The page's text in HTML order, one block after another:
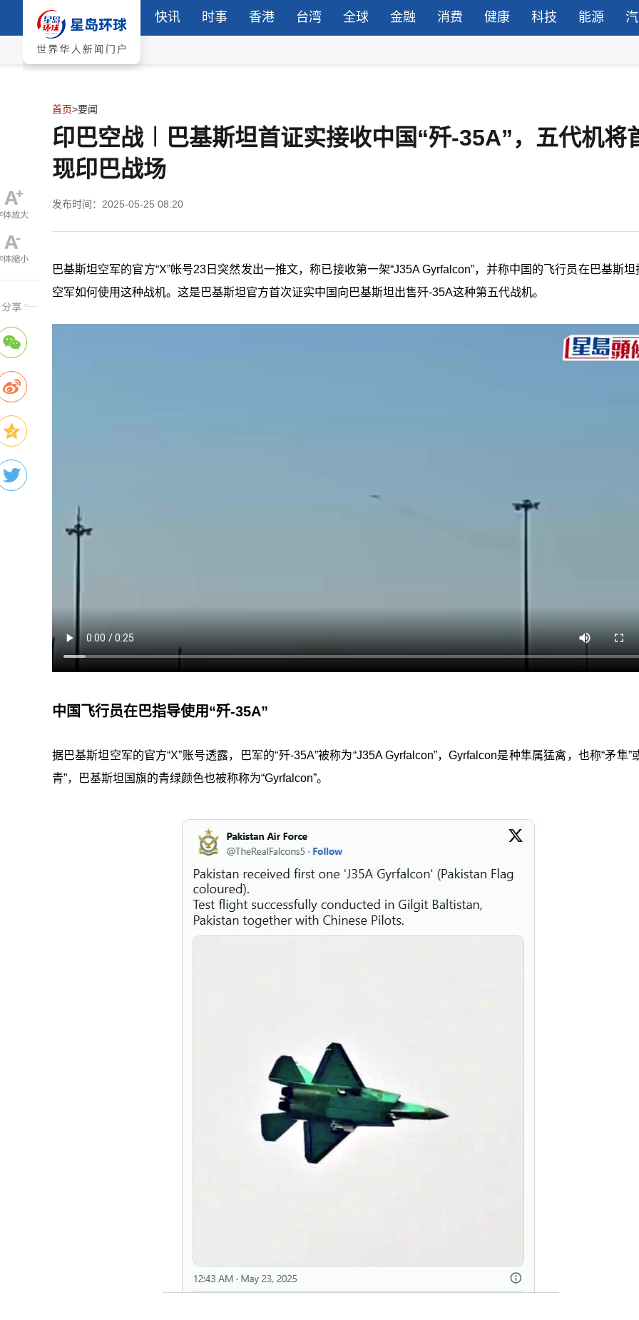
快讯 时事 香港 台湾 全球 金融 消费 健康 科技 能源
首页>要闻
印巴空战︱巴基斯坦首证实接收中国“歼-35A”，五代机将
现印巴战场
发布时间：2025-05-25 08:20
巴基斯坦空军的官方“X”帐号23日突然发出一推文，称已接收第一架“J35A Gyrfalcon”，并称中国的飞行员在巴基斯坦
空军如何使用这种战机。这是巴基斯坦官方首次证实中国向巴基斯坦出售歼-35A这种第五代战机。
中国飞行员在巴指导使用“歼-35A”
据巴基斯坦空军的官方“X”账号透露，巴军的“歼-35A”被称为“J35A Gyrfalcon”，Gyrfalcon是种隼属猛禽，也称“矛隼”
青”，巴基斯坦国旗的青绿颜色也被称称为“Gyrfalcon”。